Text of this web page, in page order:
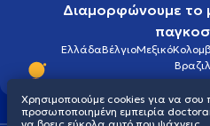
Διαμορφώνουμε το
ΕλλάδαΒέλγιοΜεξικό
Χρησιμοποιούμε cookies για να
προσωποποιημένη εμπειρία